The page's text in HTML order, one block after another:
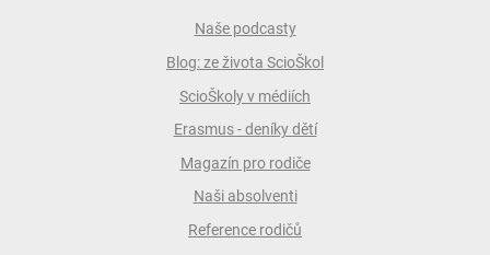
Naše podcasty
Blog: ze života ScioŠkol
ScioŠkoly v médiích
Erasmus - deníky dětí
Magazín pro rodiče
Naši absolventi
Reference rodičů